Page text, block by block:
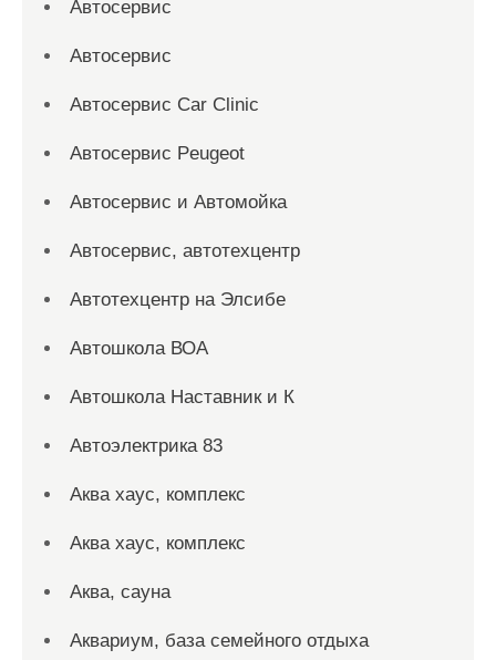
Автосервис
Автосервис
Автосервис Car Clinic
Автосервис Peugeot
Автосервис и Автомойка
Автосервис, автотехцентр
Автотехцентр на Элсибе
Автошкола ВОА
Автошкола Наставник и К
Автоэлектрика 83
Аква хаус, комплекс
Аква хаус, комплекс
Аква, сауна
Аквариум, база семейного отдыха